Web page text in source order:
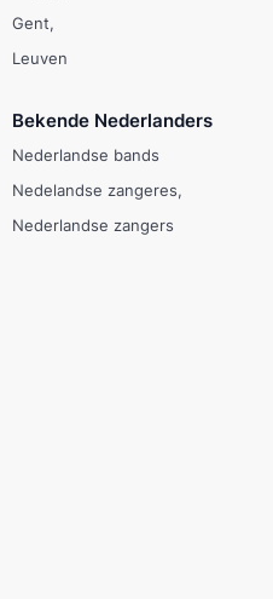
Gent
Leuven
Bekende Nederlanders
Nederlandse bands
Nedelandse zangeres
Nederlandse zangers